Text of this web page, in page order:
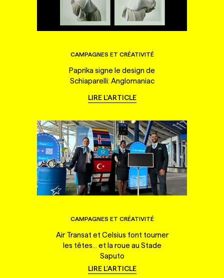
CAMPAGNES ET CRÉATIVITÉ
Paprika signe le design de
Schiaparelli: Anglomaniac
LIRE L'ARTICLE
CAMPAGNES ET CRÉATIVITÉ
Air Transat et Celsius font tourner
les têtes... et la roue au Stade
Saputo
LIRE L'ARTICLE